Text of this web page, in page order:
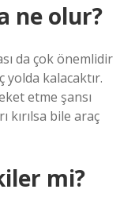
ne olur?
da çok önemlidir
yolda kalacaktır.
etme şansı
kırılsa bile araç
mi?